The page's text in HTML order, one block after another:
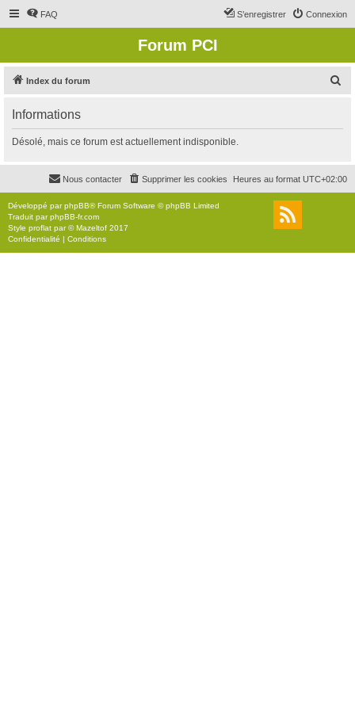
FAQ Connexion
S’enregistrer
Forum PCI
Index du forum
r
c
r
Informations
Désolé, mais ce forum est actuellement indisponible.
Heures au format UTC+02:00
Supprimer les cookies
Nous contacter
Développé parphpBB® Forum Software © phpBB Limited
Traduit parphpBB-fr.com
Style proflat par ©Mazeltof 2017
Confidentialité | Conditions